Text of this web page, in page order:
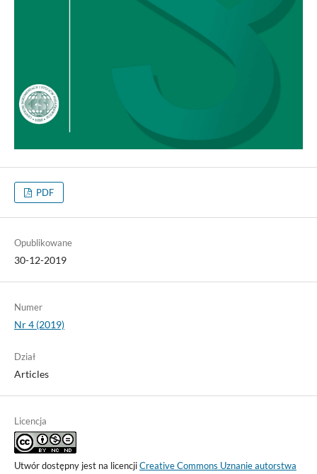
PDF
Opublikowane
30-12-2019
Numer
Nr 4 (2019)
Dział
Articles
Licencja
Utwór dostępny jest na licencjiCreative Commons Uznanie autorstwa